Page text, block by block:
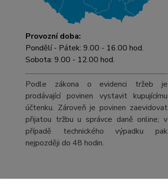
Provozní doba:
Pondělí - Pátek: 9.00 - 16.00 hod.
Sobota: 9.00 - 12.00 hod.
Podle zákona o evidenci tržeb je
prodávající povinen vystavit kupujícímu
účtenku. Zároveň je povinen zaevidovat
přijatou tržbu u správce daně online; v
případě technického výpadku pak
nejpozději do 48 hodin.